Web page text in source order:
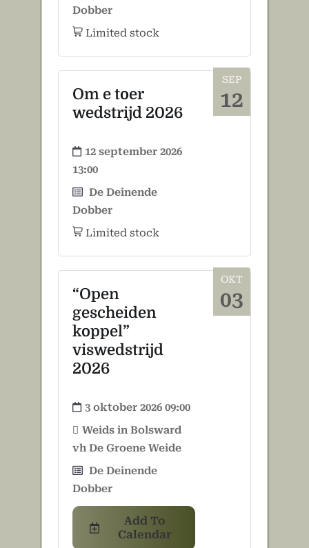
Dobber
Limited stock
SEP
12
Om e toer
wedstrijd 2026
12 september 2026
13:00
De Deinende
Dobber
Limited stock
OKT
03
“Open
gescheiden
koppel”
viswedstrijd
2026
3 oktober 2026 09:00
Weids in Bolsward
vh De Groene Weide
De Deinende
Dobber
Add To
Calendar